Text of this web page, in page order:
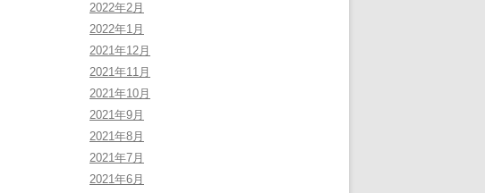
2022年2月
2022年1月
2021年12月
2021年11月
2021年10月
2021年9月
2021年8月
2021年7月
2021年6月